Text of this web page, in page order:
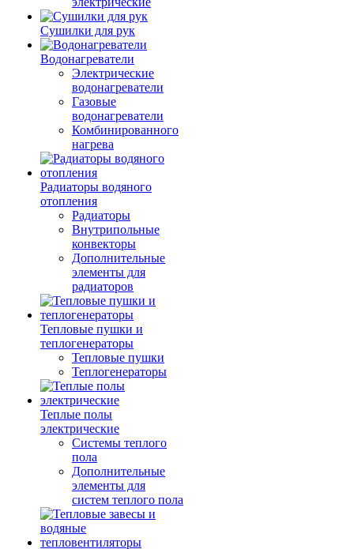
Сушилки для рук
Водонагреватели
Электрические
водонагреватели
Газовые
водонагреватели
Комбинированного
нагрева
Радиаторы водяного
отопления
Радиаторы
Внутрипольные
конвекторы
Дополнительные
элементы для
радиаторов
Тепловые пушки и
теплогенераторы
Тепловые пушки
Теплогенераторы
Теплые полы
электрические
Системы теплого
пола
Дополнительные
элементы для
систем теплого пола